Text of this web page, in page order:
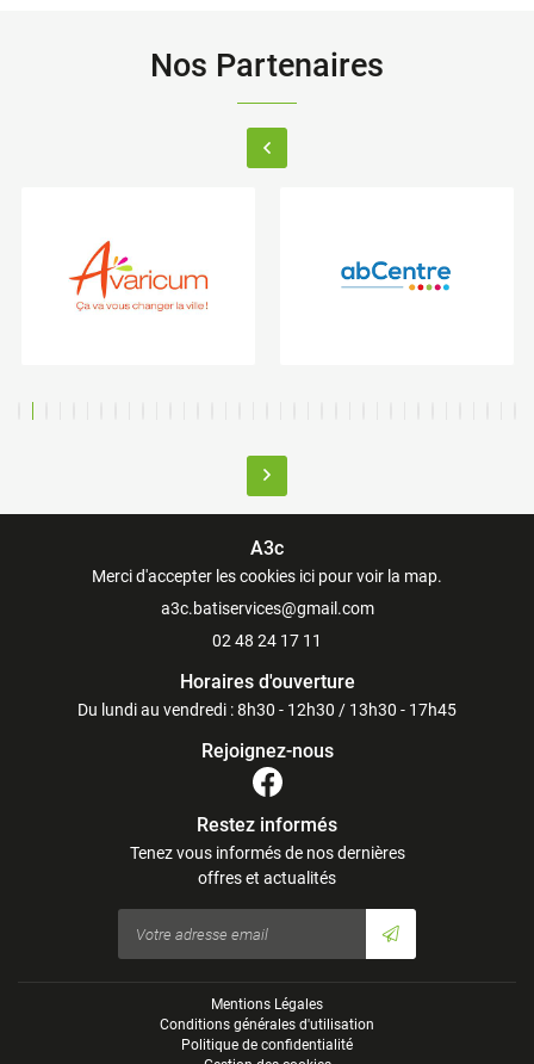
Nos Partenaires
A3c
Merci d'accepter les cookies ici pour voir la map.
02 48 24 17 11
Horaires d'ouverture
Du lundi au vendredi : 8h30 - 12h30 / 13h30 - 17h45
Rejoignez-nous
Restez informés
Tenez vous informés de nos dernières
offres et actualités
Mentions Légales
Conditions générales d'utilisation
Politique de confidentialité